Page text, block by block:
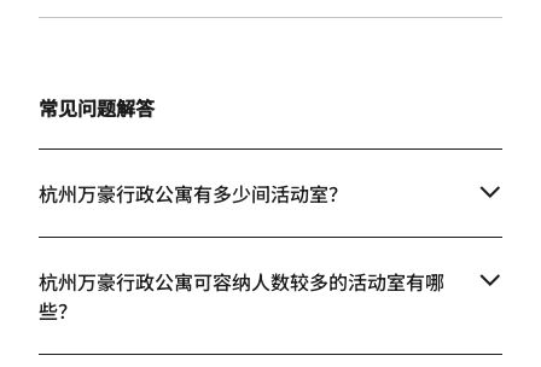
常见问题解答
杭州万豪行政公寓有多少间活动室？
杭州万豪行政公寓可容纳人数较多的活动室有哪
些？